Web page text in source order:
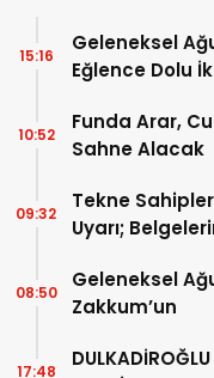
Geleneksel
Eğlence Dolu
15:16
Funda Arar,
Sahne Alacak
10:52
Tekne
Uyarı;
09:32
Geleneksel
Zakkum’un
08:50
17:48